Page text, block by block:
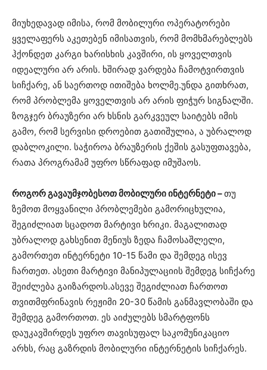
მიუხედავად იმისა, რომ მობილური ოპერატორები
ყველაფერს აკეთებენ იმისათვის, რომ მომხმარებლებს
ჰქონდეთ კარგი ხარისხის კავშირი, ის ყოველთვის
იდეალური არ არის. ხშირად ვარდება ჩამოტვირთვის
სიჩქარე, ან საერთოდ ითიშება ხოლმე.უნდა გითხრათ,
რომ პრობლემა ყოველთვის არ არის ფიჭურ სიგნალში.
ზოგჯერ ბრაუზერი არ ხსნის გარკვეულ საიტებს იმის
გამო, რომ სერვისი დროებით გათიშულია, ა უბრალოდ
დაბლოკილი. საჭიროა ბრაუზერის ქეშის გასუფთავება,
რათა პროგრამამ უფრო სწრაფად იმუშაოს.
როგორ გავაუმჯობესოთ მობილური ინტერნეტი –თუ
ზემოთ მოყვანილი პრობლემები გამორიცხულია,
შეგიძლიათ სცადოთ მარტივი ხრიკი. მაგალითად
უბრალოდ გახსენით მენიუს ზედა ჩამოსაშლელი,
გამორთეთ ინტერნეტი 10-15 წამი და შემდეგ ისევ
ჩართეთ. ასეთი მარტივი მანიპულაციის შემდეგ სიჩქარე
შეიძლება გაიზარდოს.ასევე შეგიძლიათ ჩართოთ
თვითმფრინავის რეჟიმი 20-30 წამის განმავლობაში და
შემდეგ გამორთოთ. ეს აიძულებს სმარტფონს
დაუკავშირდეს უფრო თავისუფალ საკომუნიკაციო
არხს, რაც გაზრდის მობილური ინტერნეტის სიჩქარეს.